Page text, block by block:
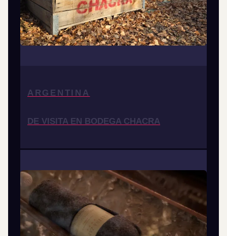
ARGENTINA
DE VISITA EN BODEGA CHACRA